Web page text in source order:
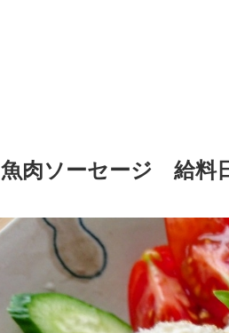
魚肉ソーセージ 給料